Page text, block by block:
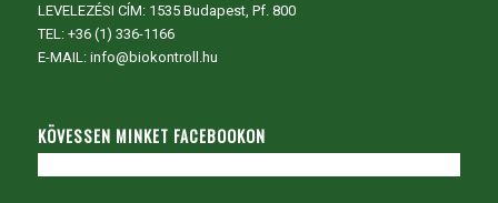
LEVELEZÉSI CÍM: 1535 Budapest, Pf. 800
TEL: +36 (1) 336-1166
E-MAIL: info@biokontroll.hu
KÖVESSEN MINKET FACEBOOKON